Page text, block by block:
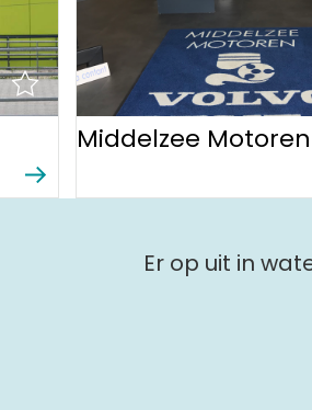
Middelzee Motoren
Er op uit in